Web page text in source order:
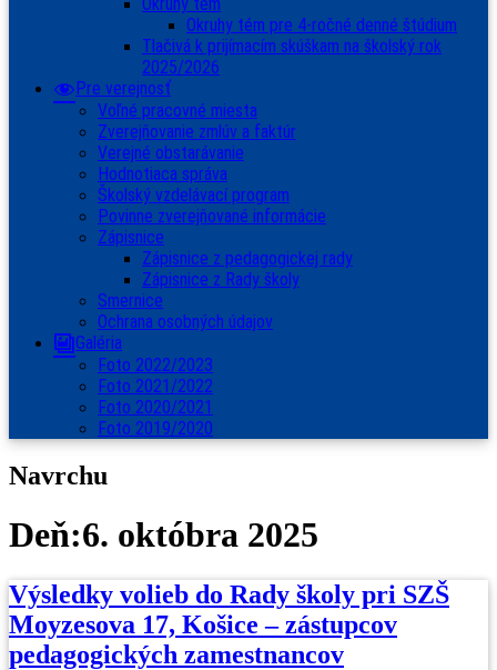
Okruhy tém pre 4-ročné denné štúdium
Tlačivá k prijímacím skúškam na školský rok
2025/2026
Pre verejnosť
Voľné pracovné miesta
Zverejňovanie zmlúv a faktúr
Verejné obstarávanie
Hodnotiaca správa
Školský vzdelávací program
Povinne zverejňované informácie
Zápisnice
Zápisnice z pedagogickej rady
Zápisnice z Rady školy
Smernice
Ochrana osobných údajov
Galéria
Foto 2022/2023
Foto 2021/2022
Foto 2020/2021
Foto 2019/2020
Navrchu
Deň:6. októbra 2025
Výsledky volieb do Rady školy pri SZŠ
Moyzesova 17, Košice – zástupcov
pedagogických zamestnancov